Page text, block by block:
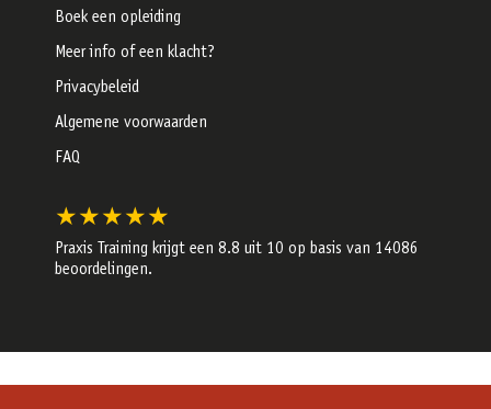
Boek een opleiding
Meer info of een klacht?
Privacybeleid
Algemene voorwaarden
FAQ
★★★★★
Praxis Training krijgt een 8.8 uit 10 op basis van 14086
beoordelingen.